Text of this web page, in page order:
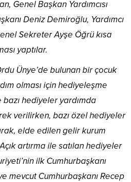
verilirken, bazı özel hediyeler
elde edilen gelir kurum
artırma ile satılan hediyeler
ilk Cumhurbaşkanı
mevcut Cumhurbaşkanı Recep
yazar Mehmet Yıldız
boncuğun bir araya
en çok ilgiyi gördüler.
sonra IUC Derneğini tanıtan